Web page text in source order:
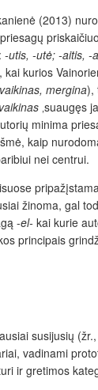
(2013)
-utis, -utė; -aitis, -
kurios
vaikinas, mergina),
vaikinas ‚suaugęs
minima
kaip
nei centrui.
žinoma, gal
-el- kai kurie
principais
susijusių
vadinami
ir gretimos